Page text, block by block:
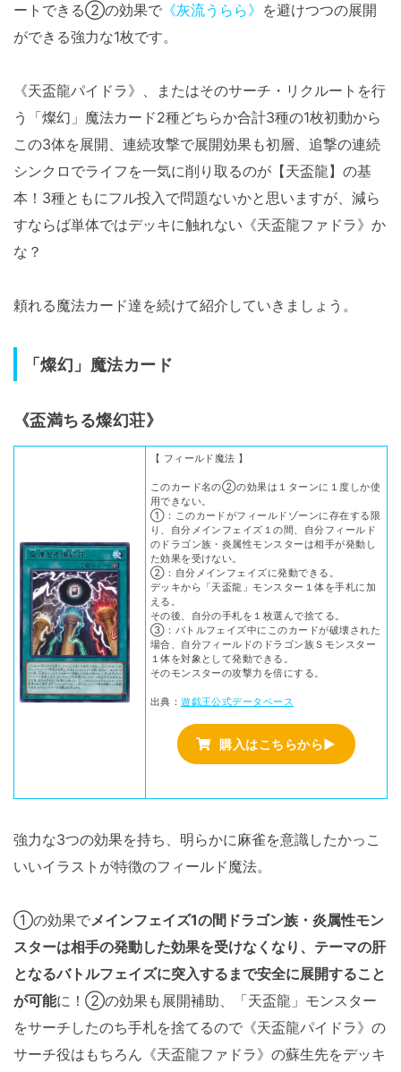
ートできる②の効果で 《灰流うらら》 を避けつつの展開
ができる強力な1枚です。
《天盃龍パイドラ》、またはそのサーチ・リクルートを行
う「燦幻」魔法カード2種どちらか合計3種の1枚初動から
この3体を展開、連続攻撃で展開効果も初層、追撃の連続
シンクロでライフを一気に削り取るのが【天盃龍】の基
本！3種ともにフル投入で問題ないかと思いますが、減ら
すならば単体ではデッキに触れない《天盃龍ファドラ》か
な？
頼れる魔法カード達を続けて紹介していきましょう。
「燦幻」魔法カード
《盃満ちる燦幻荘》
【 フィールド魔法 】
このカード名の②の効果は１ターンに１度しか使
用できない。
①：このカードがフィールドゾーンに存在する限
り、自分メインフェイズ１の間、自分フィールド
のドラゴン族・炎属性モンスターは相手が発動し
た効果を受けない。
②：自分メインフェイズに発動できる。
デッキから「天盃龍」モンスター１体を手札に加
える。
その後、自分の手札を１枚選んで捨てる。
③：バトルフェイズ中にこのカードが破壊された
場合、自分フィールドのドラゴン族Ｓモンスター
１体を対象として発動できる。
そのモンスターの攻撃力を倍にする。
出典：遊戯王公式データベース
購入はこちらから▶
強力な3つの効果を持ち、明らかに麻雀を意識したかっこ
いいイラストが特徴のフィールド魔法。
①の効果でメインフェイズ1の間ドラゴン族・炎属性モン
スターは相手の発動した効果を受けなくなり、テーマの肝
となるバトルフェイズに突入するまで安全に展開すること
が可能に！②の効果も展開補助、「天盃龍」モンスター
をサーチしたのち手札を捨てるので《天盃龍パイドラ》の
サーチ役はもちろん《天盃龍ファドラ》の蘇生先をデッキ